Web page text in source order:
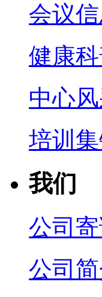
会议
健康
中心
培训
我们
公司
公司